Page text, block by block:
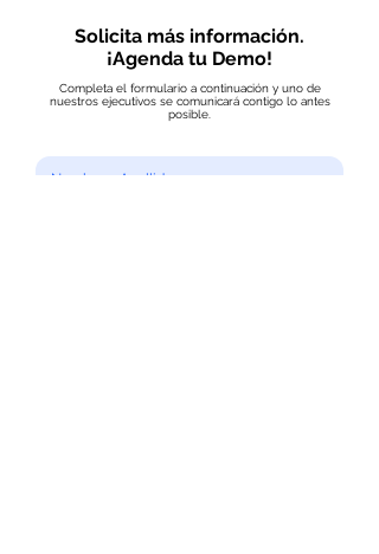
Solicita más información.
¡Agenda tu Demo!
Completa el formulario a continuación y uno de
nuestros ejecutivos se comunicará contigo lo antes
posible.